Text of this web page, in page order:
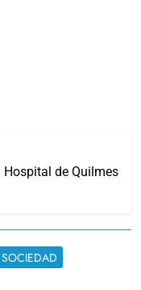
de Quilmes
SOCIEDAD